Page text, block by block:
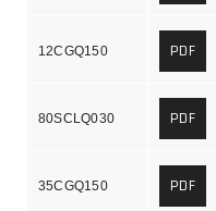
12CGQ150 PDF
80SCLQ030 PDF
35CGQ150 PDF